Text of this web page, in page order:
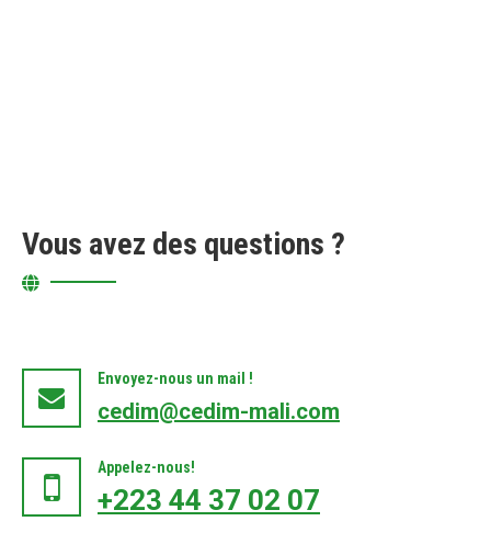
Vous avez des questions ?
Envoyez-nous un mail !
cedim@cedim-mali.com
Appelez-nous!
+223 44 37 02 07